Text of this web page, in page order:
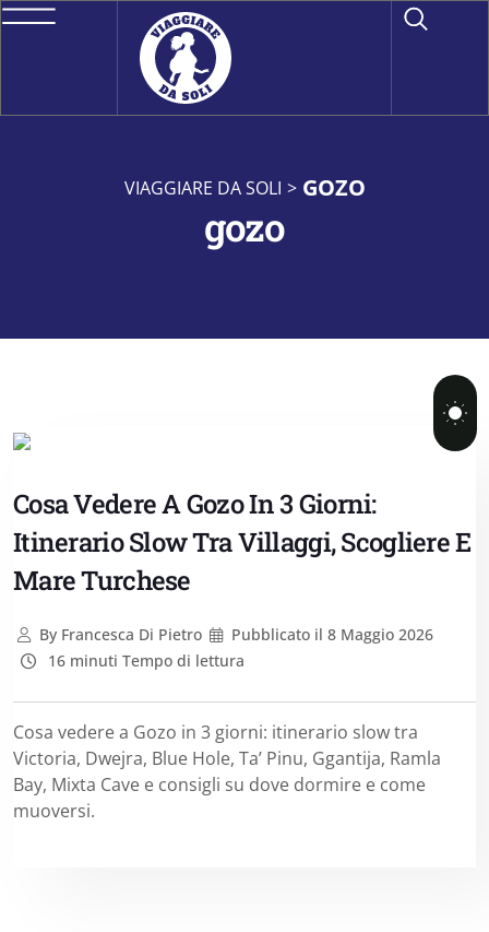
VIAGGIARE DA SOLI > GOZO
gozo
Cosa Vedere A Gozo In 3 Giorni:
Itinerario Slow Tra Villaggi, Scogliere E
Mare Turchese
ByFrancesca Di Pietro Pubblicato il 8 Maggio 2026
16 minuti Tempo di lettura
Cosa vedere a Gozo in 3 giorni: itinerario slow tra
Victoria, Dwejra, Blue Hole, Ta’ Pinu, Ggantija, Ramla
Bay, Mixta Cave e consigli su dove dormire e come
muoversi.